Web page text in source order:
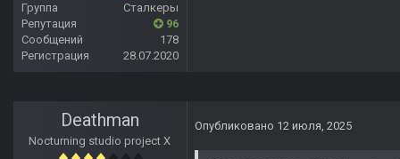
Группа
Сталкеры
Репутация
96
Сообщений
178
Регистрация
28.07.2020
Deathman
Nocturning studio project X
Опубликовано 12 июля, 2025